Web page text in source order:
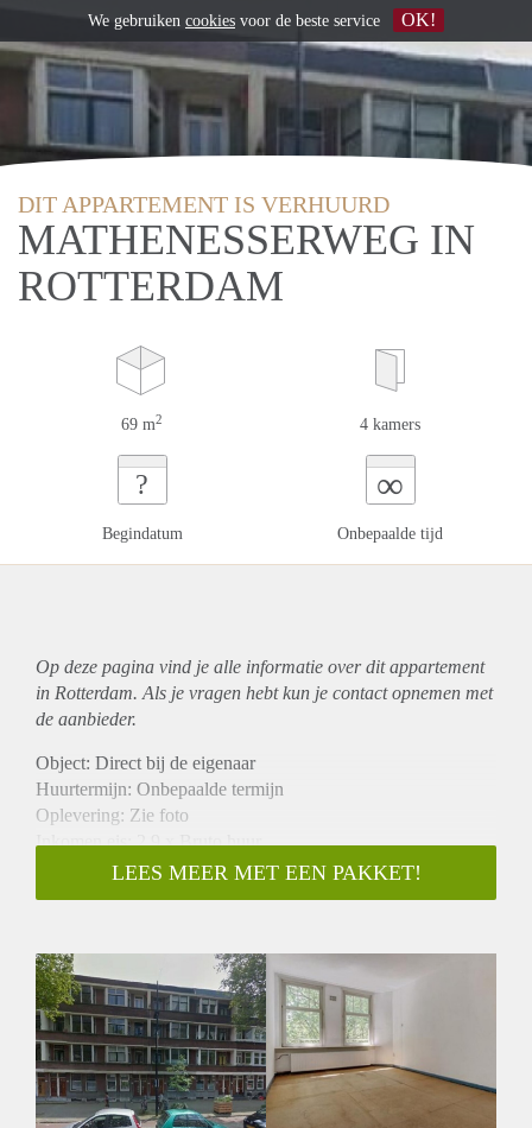
DIT APPARTEMENT IS VERHUURD
MATHENESSERWEG IN
ROTTERDAM
69 m2 4 kamers
?
Begindatum
∞
Onbepaalde tijd
Op deze pagina vind je alle informatie over ditappartement
in Rotterdam. Als je vragen hebt kun je contact opnemen met
de aanbieder.
Object: Direct bij de eigenaar
Huurtermijn: Onbepaalde termijn
Oplevering: Zie foto
Inkomen eis: 2,9 x Bruto huur
Garantiestelling mogelijk: Ja
Borg: 1 Maand
Huisdieren toegestaan: Afhankelijk van de Eigenaar
Huurtoeslag grens: Nee
Geschikt voor studenten: Afhankelijk van de Eigenaar
LEES MEER MET EEN PAKKET!
We gebruiken cookies voor de beste service OK!